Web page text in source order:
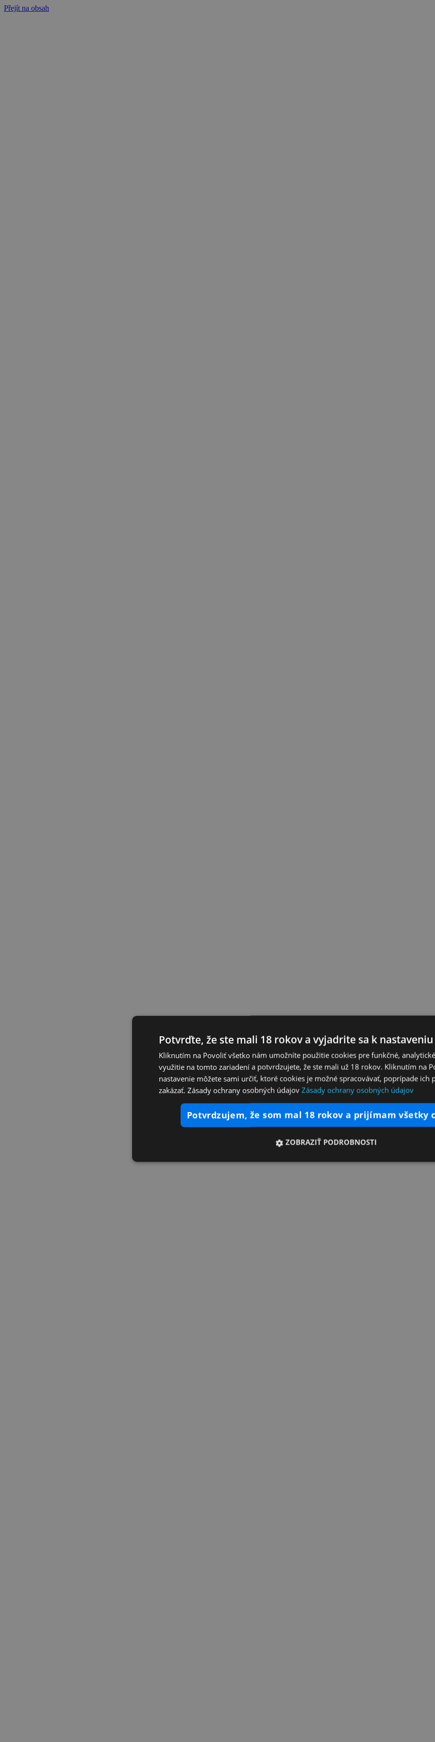
Přejít na obsah
Potvrďte, že ste mali 18 rokov a vyjadrite sa k
Kliknutím na Povoliť všetko nám umožníte použitie cookies pre funkčné,
využitie na tomto zariadení a potvrdzujete, že ste mali už 18 rokov. Kliknutím na
nastavenie môžete sami určiť, ktoré cookies je možné spracovávať, poprípade ich
zakázať. Zásady ochrany osobných údajov Zásady ochrany osobných údajov
potvrdzujem, že som mal 18 rokov a prijímam všetky
ZOBRAZIŤ PODROBNOSTI